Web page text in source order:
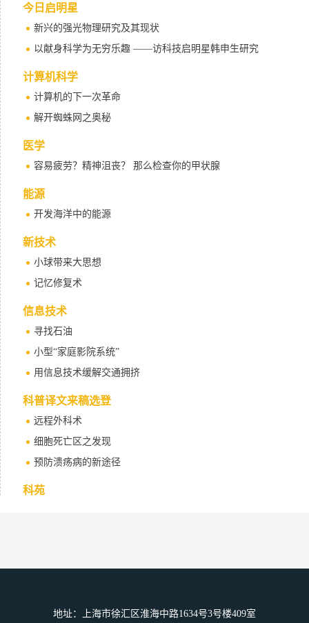
今日启明星
新兴的强光物理研究及其现状
以献身科学为无穷乐趣 ——访科技启明星韩申生研究
计算机科学
计算机的下一次革命
解开蜘蛛网之奥秘
医学
容易疲劳？精神沮丧？ 那么检查你的甲状腺
能源
开发海洋中的能源
新技术
小球带来大思想
记忆修复术
信息技术
寻找石油
小型“家庭影院系统”
用信息技术缓解交通拥挤
科普译文来稿选登
远程外科术
细胞死亡区之发现
预防溃疡病的新途径
科苑
地址：上海市徐汇区淮海中路1634号3号楼409室